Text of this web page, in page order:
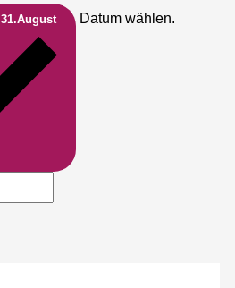
31.August Datum wählen.